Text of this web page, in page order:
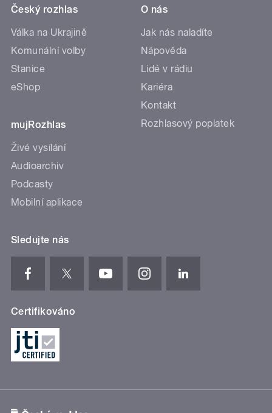
Český rozhlas
Válka na Ukrajině
Komunální volby
Stanice
eShop
mujRozhlas
Živé vysílání
Audioarchiv
Podcasty
Mobilní aplikace
O nás
Jak nás naladíte
Nápověda
Lidé v rádiu
Kariéra
Kontakt
Rozhlasový poplatek
Sledujte nás
Certifikováno